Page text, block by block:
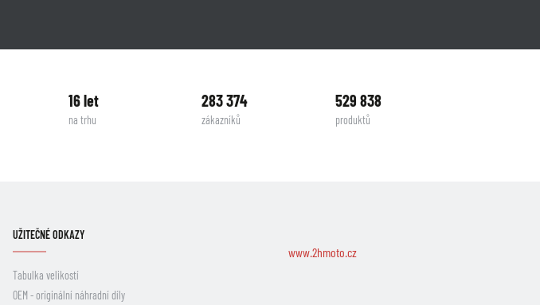
16 let
na trhu
283 374
zákazníků
529 838
produktů
UŽITEČNÉ ODKAZY
Tabulka velikostí
OEM - originální náhradní díly
www.2hmoto.cz